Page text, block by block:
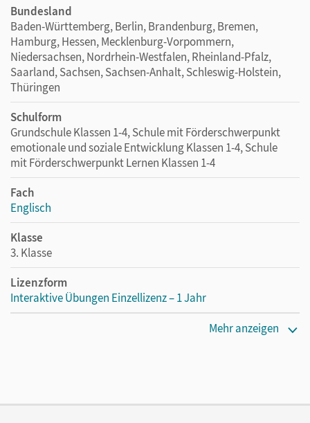
Bundesland
Baden-Württemberg, Berlin, Brandenburg, Bremen,
Hamburg, Hessen, Mecklenburg-Vorpommern,
Niedersachsen, Nordrhein-Westfalen, Rheinland-Pfalz,
Saarland, Sachsen, Sachsen-Anhalt, Schleswig-Holstein,
Thüringen
Schulform
Grundschule Klassen 1-4, Schule mit Förderschwerpunkt
emotionale und soziale Entwicklung Klassen 1-4, Schule
mit Förderschwerpunkt Lernen Klassen 1-4
Fach
Englisch
Klasse
3. Klasse
Lizenzform
Interaktive Übungen Einzellizenz – 1 Jahr
einer Laufzeit von einem Jahr
Mehr anzeigen